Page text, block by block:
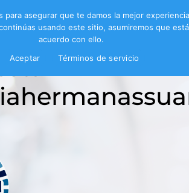
para asegurar que te damos la mejor
usando este sitio, asumiremos que
acuerdo con ello.
Aceptar
Términos de servicio